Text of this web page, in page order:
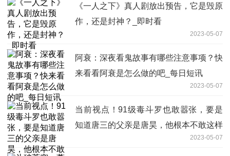
《一人之下》真人剧放出预告，它是毁原
作，还是封神？_即时看
2023-05-07
阿衰：深夜看鬼故事有哪些注意事项？快
来看看阿衰是怎么做的吧_每日短讯
2023-05-07
当前视点！91级毒斗罗也敢嚣张，要是
知道唐三的父亲是唐昊，他根本不敢这样
2023-05-07